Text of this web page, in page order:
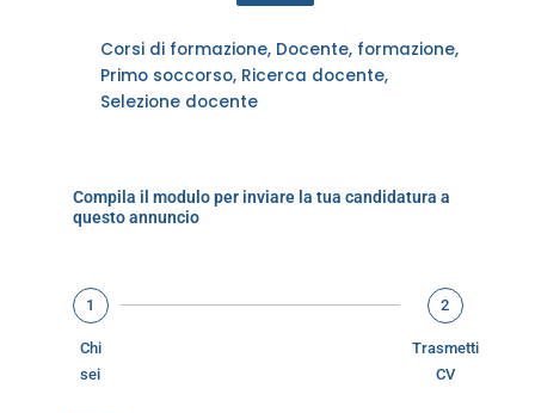
Corsi di formazione, Docente, formazione,
Primo soccorso, Ricerca docente,
Selezione docente
Compila il modulo per inviare la tua candidatura a
questo annuncio
1
Chi
sei
2
Trasmetti
CV